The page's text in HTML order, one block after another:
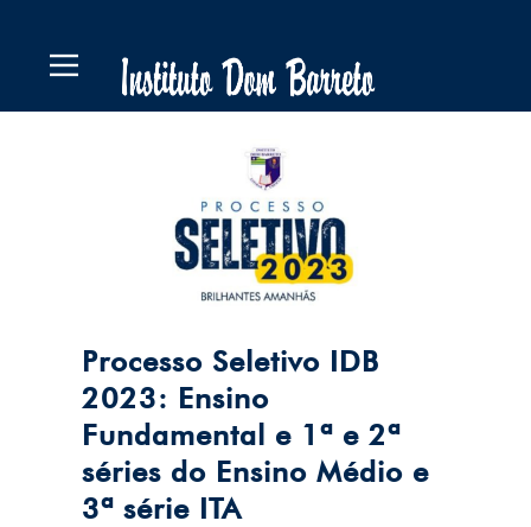
Processo Seletivo IDB
2023: Ensino
Fundamental e 1ª e 2ª
séries do Ensino Médio e
3ª série ITA